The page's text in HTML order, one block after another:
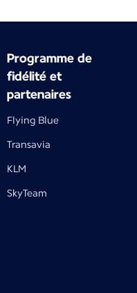
Programme de
fidélité et
partenaires
Flying Blue
Transavia
KLM
SkyTeam